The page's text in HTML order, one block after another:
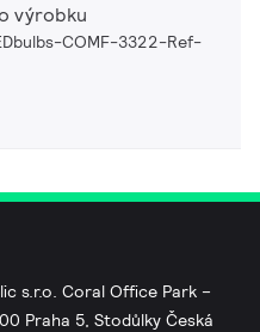
výrobku
COMF-3322-Ref-
s.r.o. Coral Office Park –
Praha 5, Stodůlky Česká